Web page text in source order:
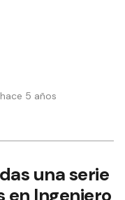
5 años
una serie